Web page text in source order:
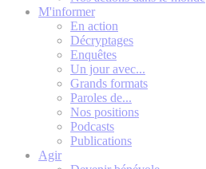
M'informer
En action
Décryptages
Enquêtes
Un jour avec...
Grands formats
Paroles de...
Nos positions
Podcasts
Publications
Agir